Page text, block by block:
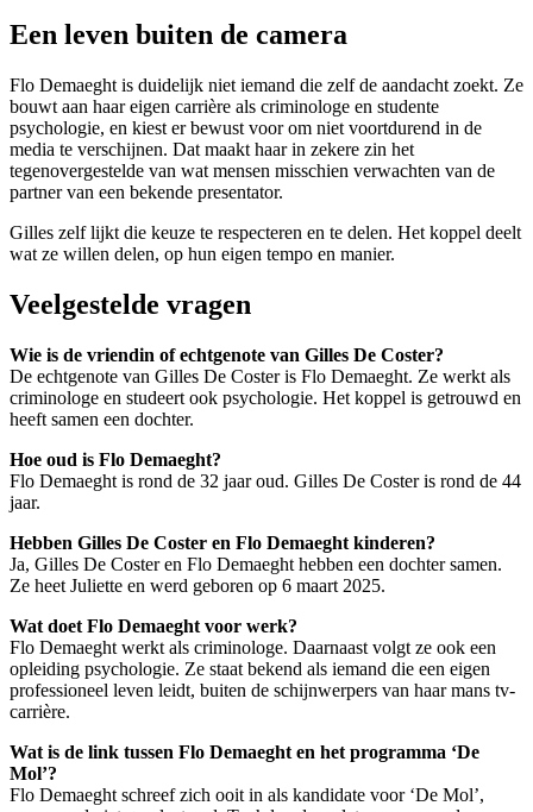
Een leven buiten de camera
Flo Demaeght is duidelijk niet iemand die zelf de aandacht zoekt. Ze
bouwt aan haar eigen carrière als criminologe en studente
psychologie, en kiest er bewust voor om niet voortdurend in de
media te verschijnen. Dat maakt haar in zekere zin het
tegenovergestelde van wat mensen misschien verwachten van de
partner van een bekende presentator.
Gilles zelf lijkt die keuze te respecteren en te delen. Het koppel deelt
wat ze willen delen, op hun eigen tempo en manier.
Veelgestelde vragen
Wie is de vriendin of echtgenote van Gilles De Coster?
De echtgenote van Gilles De Coster is Flo Demaeght. Ze werkt als
criminologe en studeert ook psychologie. Het koppel is getrouwd en
heeft samen een dochter.
Hoe oud is Flo Demaeght?
Flo Demaeght is rond de 32 jaar oud. Gilles De Coster is rond de 44
jaar.
Hebben Gilles De Coster en Flo Demaeght kinderen?
Ja, Gilles De Coster en Flo Demaeght hebben een dochter samen.
Ze heet Juliette en werd geboren op 6 maart 2025.
Wat doet Flo Demaeght voor werk?
Flo Demaeght werkt als criminologe. Daarnaast volgt ze ook een
opleiding psychologie. Ze staat bekend als iemand die een eigen
professioneel leven leidt, buiten de schijnwerpers van haar mans tv-
carrière.
Wat is de link tussen Flo Demaeght en het programma ‘De
Mol’?
Flo Demaeght schreef zich ooit in als kandidate voor ‘De Mol’,